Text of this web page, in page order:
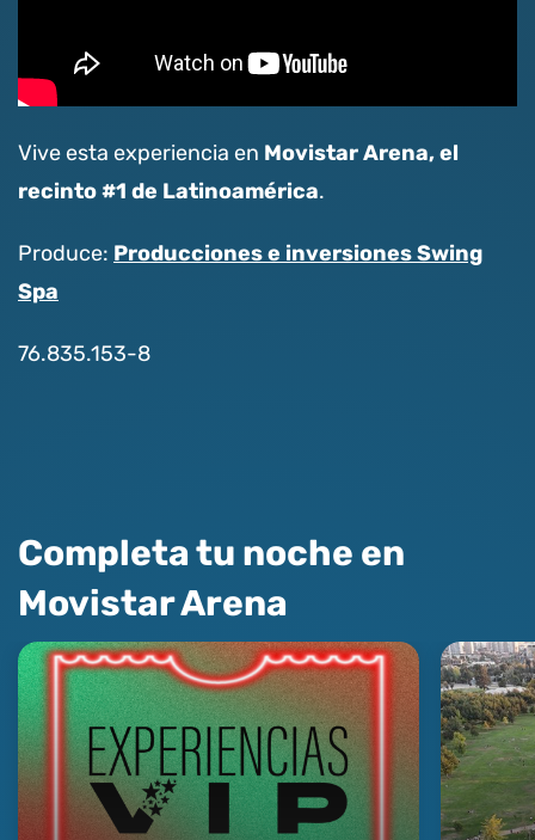
Vive esta experiencia en Movistar Arena, el
recinto #1 de Latinoamérica.
Produce:Producciones e inversiones Swing
Spa
76.835.153-8
Completa tu noche en
Movistar Arena